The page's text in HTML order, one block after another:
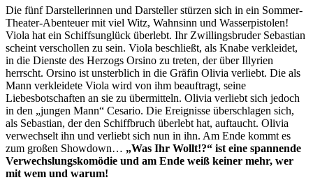
Die fünf Darstellerinnen und Darsteller stürzen sich in ein Sommer-
Theater-Abenteuer mit viel Witz, Wahnsinn und Wasserpistolen!
Viola hat ein Schiffsunglück überlebt. Ihr Zwillingsbruder Sebastian
scheint verschollen zu sein. Viola beschließt, als Knabe verkleidet,
in die Dienste des Herzogs Orsino zu treten, der über Illyrien
herrscht. Orsino ist unsterblich in die Gräfin Olivia verliebt. Die als
Mann verkleidete Viola wird von ihm beauftragt, seine
Liebesbotschaften an sie zu übermitteln. Olivia verliebt sich jedoch
in den „jungen Mann“ Cesario. Die Ereignisse überschlagen sich,
als Sebastian, der den Schiffbruch überlebt hat, auftaucht. Olivia
verwechselt ihn und verliebt sich nun in ihn. Am Ende kommt es
zum großen Showdown… „Was Ihr Wollt!?“ ist eine spannende
Verwechslungskomödie und am Ende weiß keiner mehr, wer
mit wem und warum!